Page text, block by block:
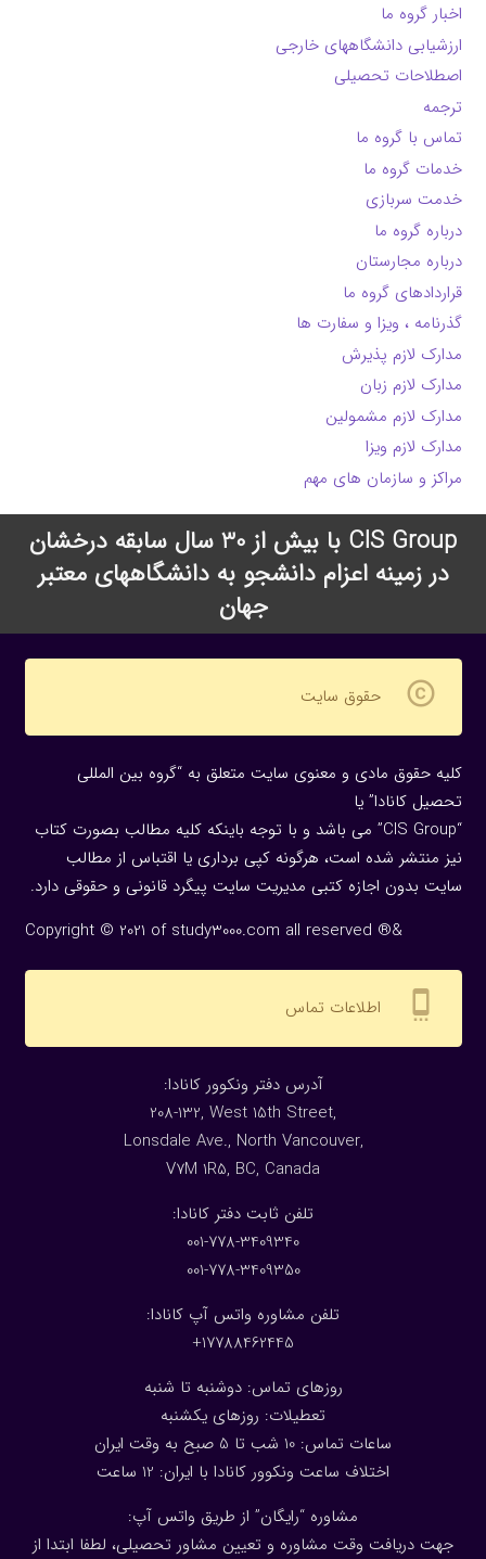
اخبار گروه ما
ارزشیابی دانشگاههای خارجی
اصطلاحات تحصیلی
ترجمه
تماس با گروه ما
خدمات گروه ما
خدمت سربازی
درباره گروه ما
درباره مجارستان
قراردادهای گروه ما
گذرنامه ، ویزا و سفارت ها
مدارک لازم پذیرش
مدارک لازم زبان
مدارک لازم مشمولین
مدارک لازم ویزا
مراکز و سازمان های مهم
CIS Group با بیش از 30 سال سابقه درخشان
در زمینه اعزام دانشجو به دانشگاههای معتبر
جهان
copyright حقوق سایت
کلیه حقوق مادی و معنوی سایت متعلق به “گروه بین المللی
تحصیل کانادا” یا
“CIS Group” می باشد و با توجه باینکه کلیه مطالب بصورت کتاب
نیز منتشر شده است، هرگونه كپی برداری یا اقتباس از مطالب
سایت بدون اجازه كتبی مدیریت سایت پیگرد قانونی و حقوقی دارد.
Copyright © 2021 of study3000.com all reserved ®&
settings_cell اطلاعات تماس
:آدرس دفتر ونکوور کانادا
208-132, West 15th Street,
Lonsdale Ave., North Vancouver,
V7M 1R5, BC, Canada
:تلفن ثابت دفتر کانادا
001-778-3409340
001-778-3409350
تلفن مشاوره واتس آپ کانادا:
17788462445+
روزهای تماس: دوشنبه تا شنبه
تعطیلات: روزهای یکشنبه
ساعات تماس: 10 شب تا 5 صبح به وقت ایران
اختلاف ساعت ونکوور کانادا با ایران: 1 2 ساعت
مشاوره “رایگان” از طریق واتس آپ:
جهت دریافت وقت مشاوره و تعیین مشاور تحصیلی، لطفا ابتدا از